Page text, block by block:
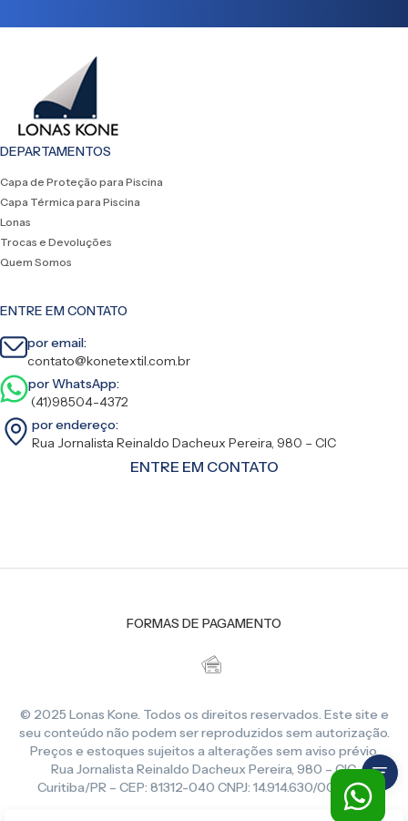
DEPARTAMENTOS
Capa de Proteção para Piscina
Capa Térmica para Piscina
Lonas
Trocas e Devoluções
Quem Somos
ENTRE EM CONTATO
por email:
contato@konetextil.com.br
por WhatsApp:
(41)98504-4372
por endereço:
Rua Jornalista Reinaldo Dacheux Pereira, 980 – CIC
ENTRE EM CONTATO
FORMAS DE PAGAMENTO
© 2025 Lonas Kone. Todos os direitos reservados. Este site e
seu conteúdo não podem ser reproduzidos sem autorização.
Preços e estoques sujeitos a alterações sem aviso prévio.
Rua Jornalista Reinaldo Dacheux Pereira, 980 – CIC,
Curitiba/PR – CEP: 81312-040 CNPJ: 14.914.630/0001-86